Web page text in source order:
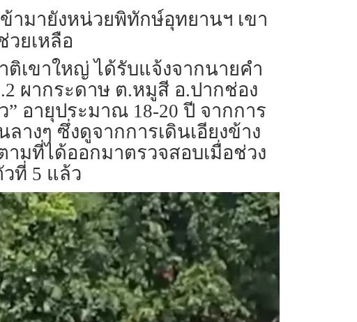
ามายังหน่วยพิทักษ์อุทยานฯ เขา
ยเหลือ
เขาใหญ่ ได้รับแจ้งจากนายคำ
ผากระดาษ ต.หมูสี อ.ปากช่อง
อายุประมาณ 18-20 ปี จากการ
างๆ ซึ่งดูจากการเดินเอียงข้าง
มที่ได้ออกมาตรวจสอบเมื่อช่วง
ที่ 5 แล้ว